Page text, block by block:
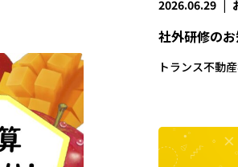
2026.06.29 |
社外研修の
トランス不動